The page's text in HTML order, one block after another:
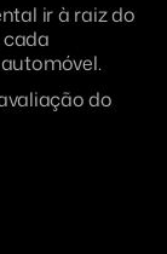
ir à raiz do
do